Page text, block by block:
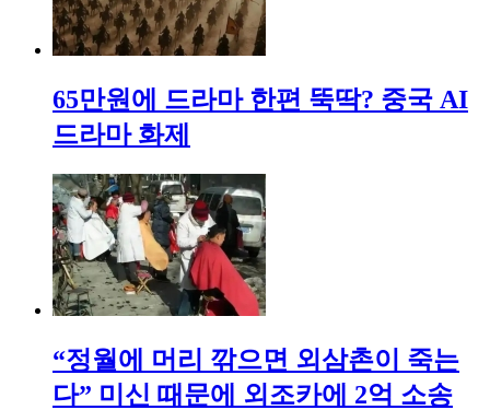
65만원에 드라마 한편 뚝딱? 중국 AI
드라마 화제
“정월에 머리 깎으면 외삼촌이 죽는
다” 미신 때문에 외조카에 2억 소송